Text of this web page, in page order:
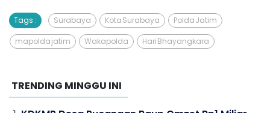
Tags : Surabaya Kota Surabaya Polda Jatim
mapolda jatim Wakapolda Hari Bhayangkara
TRENDING MINGGU INI